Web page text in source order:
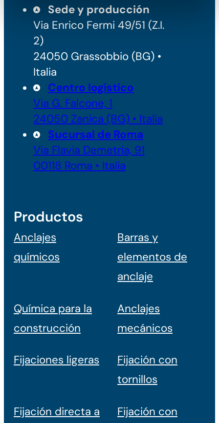
Sede y producción
Via Enrico Fermi 49/51 (Z.I.
2)
24050 Grassobbio (BG) •
Italia
Centro logístico
Via G. Falcone, 1
24050 Zanica (BG) • Italia
Sucursal de Roma
Via Flavia Demetria, 91
00118 Roma • Italia
Productos
Anclajes
químicos
Barras y
elementos de
anclaje
Química para la
construcción
Anclajes
mecánicos
Fijaciones ligeras
Fijación con
tornillos
Fijación directa a
Fijación con